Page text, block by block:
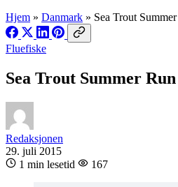
Hjem » Danmark » Sea Trout
Fluefiske
Sea Trout Summer Run
Redaksjonen
29. juli 2015
1 min lesetid
167